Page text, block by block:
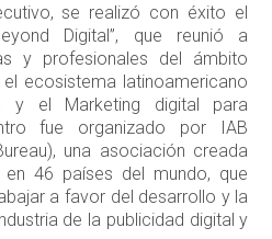
se realizó con éxito el
Digital”, que reunió a
y profesionales del ámbito
ecosistema latinoamericano
y el Marketing digital para
fue organizado por IAB
una asociación creada
46 países del mundo, que
a favor del desarrollo y la
de la publicidad digital y